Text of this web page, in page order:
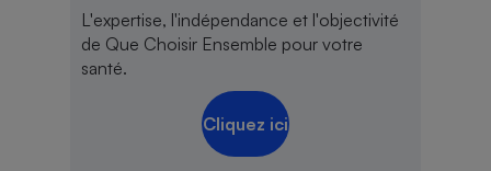
L'expertise, l'indépendance et l'objectivité
de Que Choisir Ensemble pour votre
santé.
Cliquez ici